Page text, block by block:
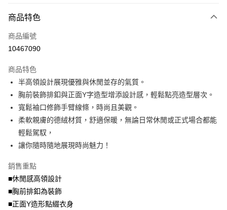
大哥付你分期
【大哥付你分期使用說明】
1.本服務由台灣大哥大提供，台灣大哥大用戶可立即使用無須另外申請。
流程，驗證手機門號後，選擇欲分期的期數、繳款截止日，確認付款後即完
成交易。
3.實際核准額度、可分期數及費用金額請依後續交易確認頁面所載為準。
4.訂單成立30分鐘內，如未前往確認交易或遇審核未通過，訂單將自動取
法說明評估內容。
【繳款方式說明】
1.分期款項不併入電信帳單，「大哥付你分期」於每月結算日後寄送繳費提
醒簡訊。
2.透過簡訊連結打開帳單後，可選擇「超商條碼／台灣大直營門市／銀行轉
【注意事項】
1.本服務係由「台灣大哥大股份有限公司」（以下簡稱本公司）所提供，讓
用戶於交易時，得透過本服務購買商品或服務，並由商店將買賣／分期付款
買賣價金債權讓與本公司後，依約使用本公司帳單繳交帳款。
AFTEE先享後付
【關於「AFTEE先享後付」】
AFTEE先享後付是「在收到商品之後才付款」的支付方式。 讓您購物簡單
便利好安心！
１．簡單：不需註冊會員、不需綁卡、不需儲值。
２．便利：只要手機號碼，簡訊認證，即可結帳。
３．安心：先確認商品／服務後，再付款。
【「AFTEE先享後付」結帳流程】
１．於結帳方式選擇「AFTEE先享後付」後，將跳轉至「AFTEE先享後付」
３．收到繳費通知簡訊後14天內，點擊此簡訊中的連結，可透過四大超商／
ATM／網路銀行／等多元方式進行付款，方視為交易完成。
※ 請注意：結帳手續完成當下不需立刻繳費，但若您需要取消訂單，請聯絡
購買商品的店家。未經商家同意取消之訂單仍視為有效，需透過AFTEE先享
後付繳納相關費用。
ATM付款
全家取貨付款
每筆NT$70，滿NT$699(含以上)免運費
付款後全家取貨
每筆NT$70，滿NT$699(含以上)免運費
7-11取貨付款
每筆NT$70，滿NT$799(含以上)免運費
商品特色
商品編號
10467090
商品特色
半高領設計展現優雅與休閒並存的氣質。
胸前裝飾排釦與正面Y字造型增添設計感，輕鬆點亮造型層次。
寬鬆袖口修飾手臂線條，時尚且美觀。
柔軟親膚的德絨材質，舒適保暖，無論日常休閒或正式場合都能
輕鬆駕馭，
讓你隨時隨地展現時尚魅力！
銷售重點
■休閒感高領設計
■胸前排釦為裝飾
■正面Y造形點綴衣身